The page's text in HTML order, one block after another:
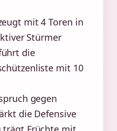
mit 4 Toren in
Stürmer
die
mit 10
gegen
die Defensive